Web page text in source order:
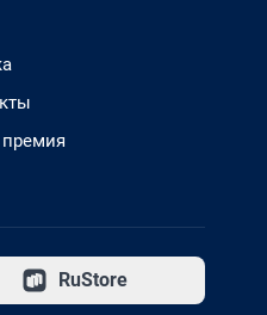
RuStore